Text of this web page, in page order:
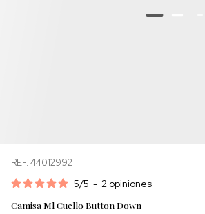
REF. 44012992
5/5 - 2 opiniones
Camisa Ml Cuello Button Down